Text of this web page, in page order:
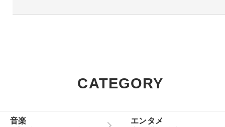
CATEGORY
音楽 エンタメ